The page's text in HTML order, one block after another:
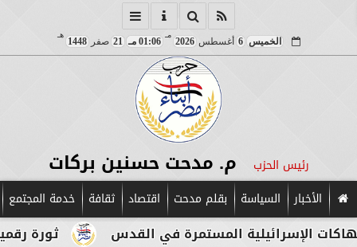
الخميس 6 أغسطس2026
مـ
01:06 مـ 21 صفر1448
هـ
رئيس الحزب م. مدحت حسنين بركات
الأخبار السياسة بقلم مدحت اقتصاد ثقافة خدمة المجتمع
ثورة رقمية في قلب المستمرة في القدس